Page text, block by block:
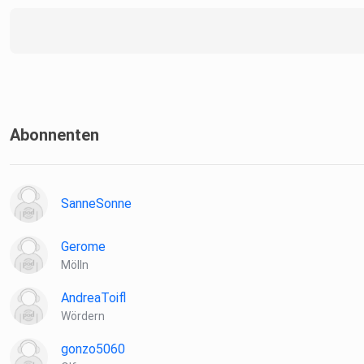
Abonnenten
SanneSonne
Gerome
Mölln
AndreaToifl
Wördern
gonzo5060